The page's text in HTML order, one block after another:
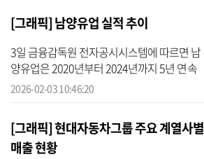
[그래픽] 남양유업 실적 추이
3일 금융감독원 전자공시시스템에 따르면 남
양유업은 2020년부터 2024년까지 5년 연속
적자를 기록했다. 코로나19에 따른 판매 부진
2026-02-03 10:46:20
[그래픽] 현대자동차그룹 주요 계열사별
매출 현황